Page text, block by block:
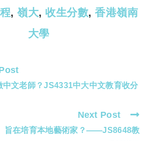
, 嶺大, 收生分數, 香港嶺南
大學
中文老師？JS4331中大中文教育收分
Next Post
旨在培育本地藝術家？——JS8648教